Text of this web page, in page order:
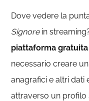
Dove vedere la
Signorein
piattaforma gratuita
necessario creare
anagrafici e altri dati
attraverso un profilo